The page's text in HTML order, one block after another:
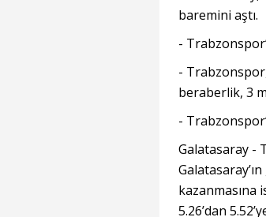
baremini aştı.
-
- Trabzonspor,
beraberlik, 3
-
Galatasaray -
kazanmasına
5.26’dan